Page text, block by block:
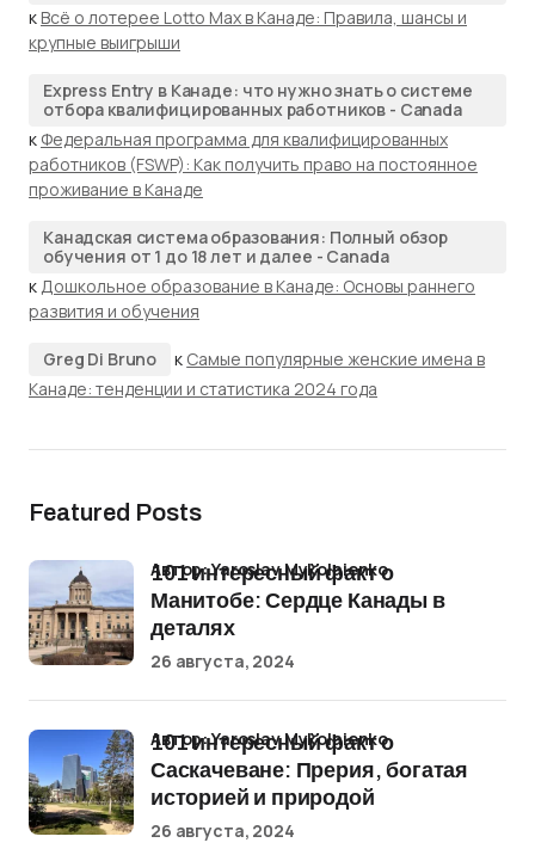
к Всё о лотерее Lotto Max в Канаде: Правила, шансы и
крупные выигрыши
Express Entry в Канаде: что нужно знать о системе
отбора квалифицированных работников - Canada
к Федеральная программа для квалифицированных
работников (FSWP): Как получить право на постоянное
проживание в Канаде
Канадская система образования: Полный обзор
обучения от 1 до 18 лет и далее - Canada
к Дошкольное образование в Канаде: Основы раннего
развития и обучения
Greg Di Bruno к Самые популярные женские имена в
Канаде: тенденции и статистика 2024 года
Featured Posts
101 интересный факт о
Манитобе: Сердце Канады в
деталях
Автор: Yaroslav Mykolaienko
26 августа, 2024
101 интересный факт о
Саскачеване: Прерия, богатая
историей и природой
Автор: Yaroslav Mykolaienko
26 августа, 2024